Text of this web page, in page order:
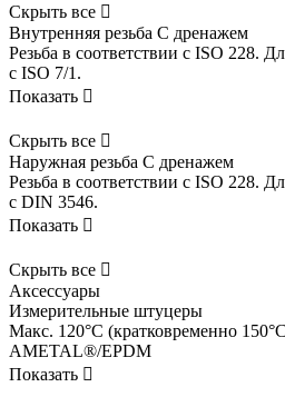
Скрыть все 
Внутренняя резьба С дренажем
Резьба в соответствии с ISO 228.
с ISO 7/1.
Показать 
Скрыть все 
Наружная резьба С дренажем
Резьба в соответствии с ISO 228.
с DIN 3546.
Показать 
Скрыть все 
Аксессуары
Измерительные штуцеры
Макс. 120°C (кратковременно
AMETAL®/EPDM
Показать 